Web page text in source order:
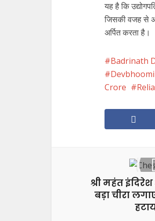
यह है कि
जिसकी वजह से
अर्पित करता है।
Badrinath
Crore
श्री महंत
बड़ा चीरा